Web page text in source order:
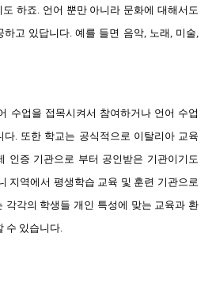
하죠. 언어 뿐만 아니라 문화에 대해서도
고 있답니다. 예를 들면 음악, 노래, 미술,
수업을 접목시켜서 참여하거나 언어 수업
. 또한 학교는 공식적으로 이탈리아 교육
인증 기관으로 부터 공인받은 기관이기도
지역에서 평생학습 교육 및 훈련 기관으로
각각의 학생들 개인 특성에 맞는 교육과 환
수 있습니다.